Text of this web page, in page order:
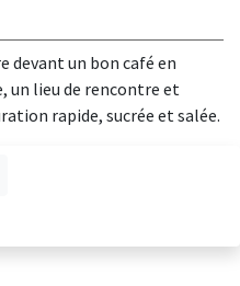
devant un bon café en
un lieu de rencontre et
rapide, sucrée et salée.
librairie